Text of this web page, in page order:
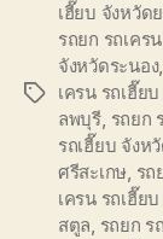
Tags
เฮี๊ยบ จังหวัด
รถยก รถเคร
จังหวัดระนอง,
เครน รถเฮี๊ย
ลพบุรี, รถยก
รถเฮี๊ยบ จังห
ศรีสะเกษ, รถ
เครน รถเฮี๊ย
สตูล, รถยก ร